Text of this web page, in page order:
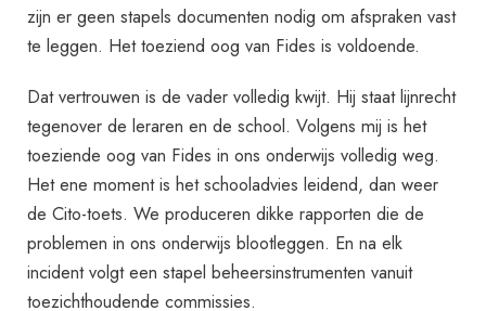
zijn er geen stapels documenten nodig om afspraken vast
te leggen. Het toeziend oog van Fides is voldoende.
Dat vertrouwen is de vader volledig kwijt. Hij staat lijnrecht
tegenover de leraren en de school. Volgens mij is het
toeziende oog van Fides in ons onderwijs volledig weg.
Het ene moment is het schooladvies leidend, dan weer
de Cito-toets. We produceren dikke rapporten die de
problemen in ons onderwijs blootleggen. En na elk
incident volgt een stapel beheersinstrumenten vanuit
toezichthoudende commissies.